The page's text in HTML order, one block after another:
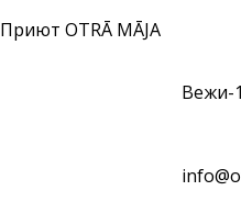
Приют OTRĀ MĀJA
Вежи-